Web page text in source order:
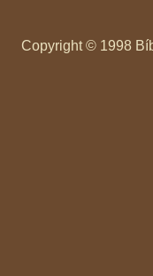
Copyright © 1998